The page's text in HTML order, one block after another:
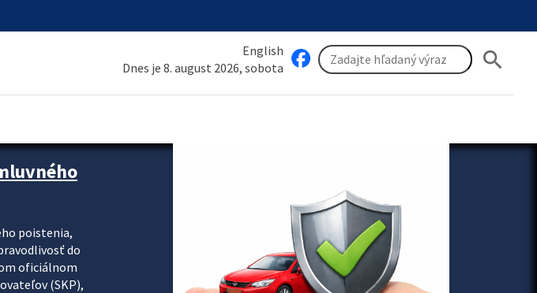
English
Dnes je 8. august 2026, sobota
search
poistenia,
do
oficiálnom
(SKP),